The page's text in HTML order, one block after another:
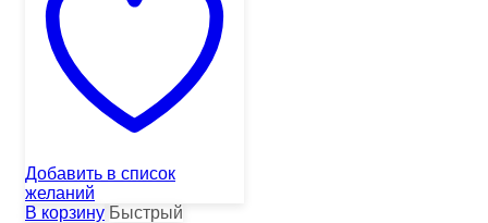
Добавить в список
желаний
В корзину Быстрый